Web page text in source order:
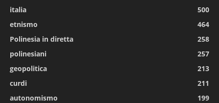
italia
500
etnismo
464
Polinesia in diretta
258
polinesiani
257
geopolitica
213
curdi
211
autonomismo
199